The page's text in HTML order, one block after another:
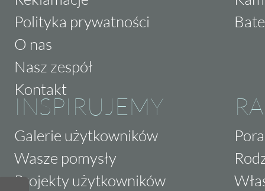
Polityka prywatności
O nas
Nasz zespół
Kontakt
INSPIRUJEMY
Galerie użytkowników
Wasze pomysły
Projekty użytkowników